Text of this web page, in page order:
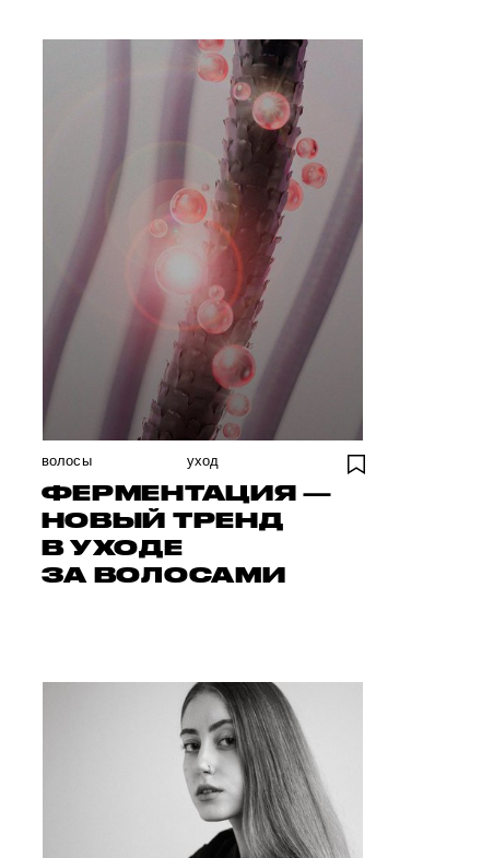
волосы уход
ФЕРМЕНТАЦИЯ —
НОВЫЙ ТРЕНД
В УХОДЕ
ЗА ВОЛОСАМИ